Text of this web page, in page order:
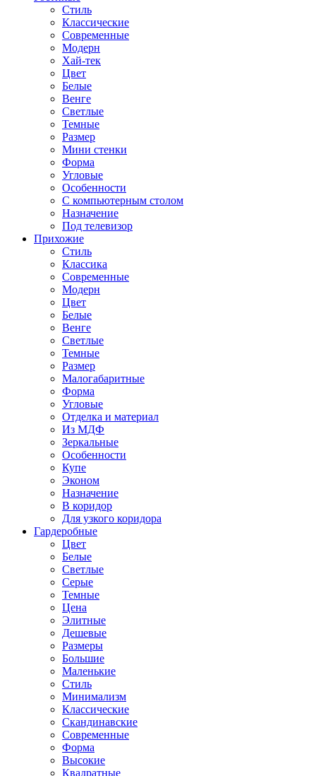
Стиль
Классические
Современные
Модерн
Хай-тек
Цвет
Белые
Венге
Светлые
Темные
Размер
Мини стенки
Форма
Угловые
Особенности
С компьютерным столом
Назначение
Под телевизор
Прихожие
Стиль
Классика
Современные
Модерн
Цвет
Белые
Венге
Светлые
Темные
Размер
Малогабаритные
Форма
Угловые
Отделка и материал
Из МДФ
Зеркальные
Особенности
Купе
Эконом
Назначение
В коридор
Для узкого коридора
Гардеробные
Цвет
Белые
Светлые
Серые
Темные
Цена
Элитные
Дешевые
Размеры
Большие
Маленькие
Стиль
Минимализм
Классические
Скандинавские
Современные
Форма
Высокие
Квадратные